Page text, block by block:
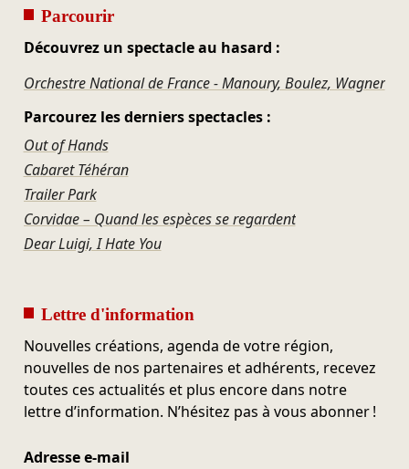
Parcourir
Découvrez un spectacle au hasard :
Orchestre National de France - Manoury, Boulez, Wagner
Parcourez les derniers spectacles :
Out of Hands
Cabaret Téhéran
Trailer Park
Corvidae – Quand les espèces se regardent
Dear Luigi, I Hate You
Lettre d'information
Nouvelles créations, agenda de votre région,
nouvelles de nos partenaires et adhérents, recevez
toutes ces actualités et plus encore dans notre
lettre d’information. N’hésitez pas à vous abonner !
Adresse e-mail